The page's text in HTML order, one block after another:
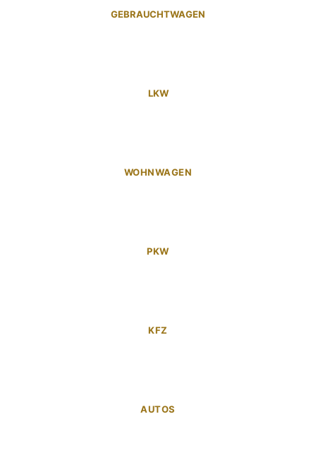
GEBRAUCHTWAGEN
LKW
WOHNWAGEN
PKW
KFZ
AUTOS